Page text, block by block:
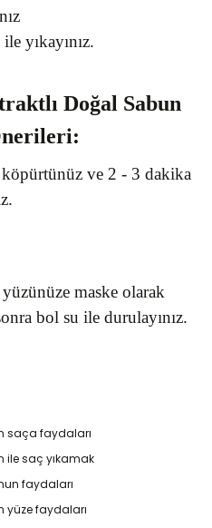
yıkayınız.
Doğal Sabun
:
ve 2 - 3 dakika
maske olarak
bol su ile durulayınız.
yıldır gönül
açıklamalarında ve diğer
noktaları öneri formunu
ederiz.
saça faydaları
ile saç yıkamak
faydaları
yüze faydaları